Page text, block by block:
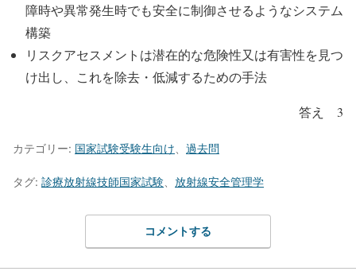
障時や異常発生時でも安全に制御させるようなシステム
構築
リスクアセスメントは潜在的な危険性又は有害性を見つ
け出し、これを除去・低減するための手法
答え 3
カテゴリー: 国家試験受験生向け 過去問
タグ: 診療放射線技師国家試験 放射線安全管理学
コメントする